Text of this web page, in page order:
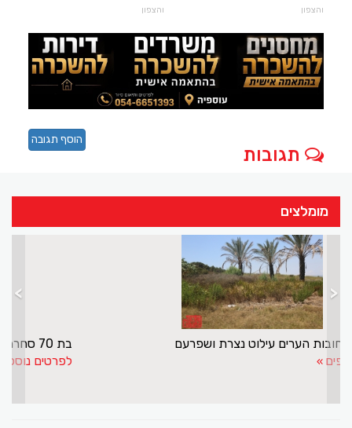
והצפון
והצפון
תגובות
הוסף תגובה
מומלצים
ההזנחה ברחובות הערים עילוט נצרת ושפרעם
לפרטים נוספים
> <